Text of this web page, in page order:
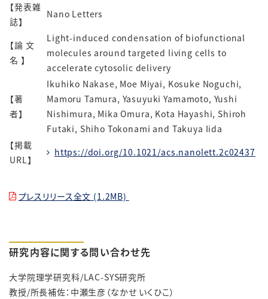
【発表雑
誌】
Nano Letters
【論 文
名 】
Light-induced condensation of biofunctional
molecules around targeted living cells to
accelerate cytosolic delivery
【著
者】
Ikuhiko Nakase, Moe Miyai, Kosuke Noguchi,
Mamoru Tamura, Yasuyuki Yamamoto, Yushi
Nishimura, Mika Omura, Kota Hayashi, Shiroh
Futaki, Shiho Tokonami and Takuya Iida
【掲載
URL】
https://doi.org/10.1021/acs.nanolett.2c02437
プレスリリース全文 (1.2MB)
研究内容に関する問い合わせ先
大学院理学研究科/LAC-SYS研究所
教授/所長補佐：中瀬生彦（なかせ いくひこ）